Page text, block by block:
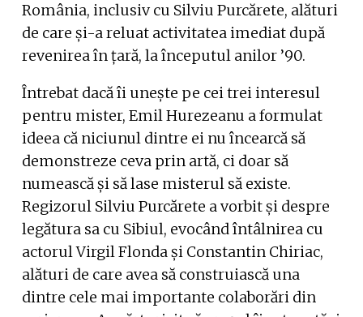
România, inclusiv cu Silviu Purcărete, alături
de care și-a reluat activitatea imediat după
revenirea în țară, la începutul anilor ’90.
Întrebat dacă îi unește pe cei trei interesul
pentru mister, Emil Hurezeanu a formulat
ideea că niciunul dintre ei nu încearcă să
demonstreze ceva prin artă, ci doar să
numească și să lase misterul să existe.
Regizorul Silviu Purcărete a vorbit și despre
legătura sa cu Sibiul, evocând întâlnirea cu
actorul Virgil Flonda și Constantin Chiriac,
alături de care avea să construiască una
dintre cele mai importante colaborări din